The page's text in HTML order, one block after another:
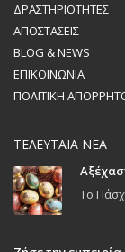
ΔΡΑΣΤΗΡΙΟΤΗΤΕΣ
ΑΠΟΣΤΑΣΕΙΣ
BLOG & NEWS
ΕΠΙΚΟΙΝΩΝΙΑ
ΠΟΛΙΤΙΚΗ
ΤΕΛΕΥΤΑΙΑ ΝΕΑ
Το